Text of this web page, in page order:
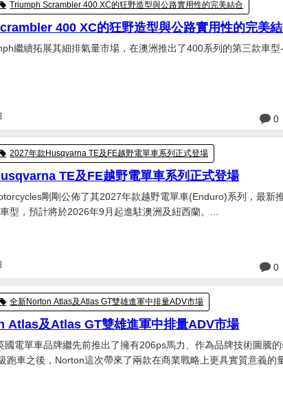
Triumph Scrambler 400 XC的狂野造型與公路實用性的完美結合
400 XC的狂野造型與公路實用性的完美
繼續拓展其細排氣量市場，在澳洲推出了400系列的第三款車
0
2027年款Husqvarna TE及FE越野電單車系列正式登場
TE及FE越野電單車系列正式登場
剛剛公佈了其2027年款越野電單車(Enduro)系列，最新
型，預計將於2026年9月起進駐澳洲及紐西蘭。...
0
全新Norton Atlas及Atlas GT雙雄進軍中排量ADV市場
Atlas及Atlas GT雙雄進軍中排量ADV市場
國電單車品牌繼先前推出了擁有206ps馬力、作為品牌技術圖騰
跑車之後，Norton這次帶來了兩款在商業戰略上更具實質意義的